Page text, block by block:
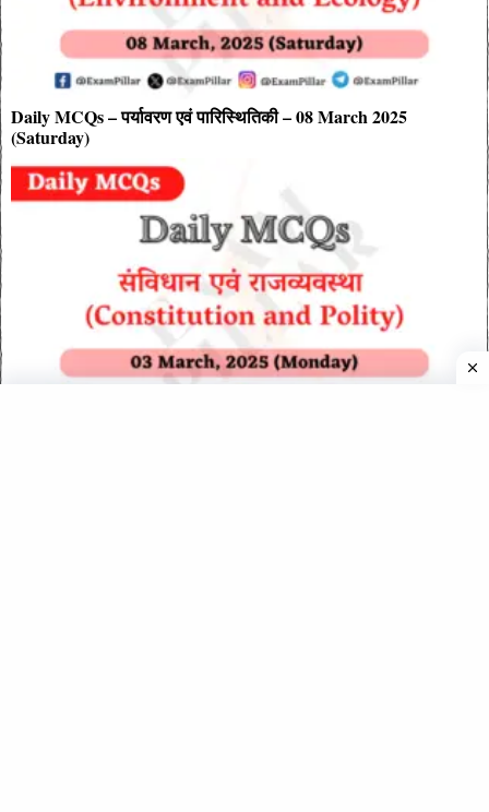
Daily MCQs – पर्यावरण एवं पारिस्थितिकी – 08 March 2025
(Saturday)